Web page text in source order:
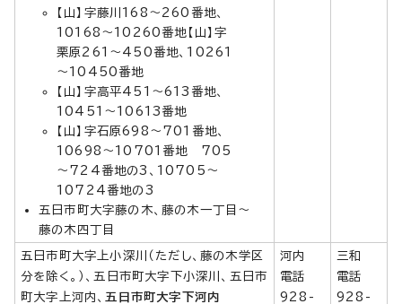
【山】字藤川168～260番地、
10168～10260番地【山】字
栗原261～450番地、10261
～10450番地
【山】字高平451～613番地、
10451～10613番地
【山】字石原698～701番地、
10698～10701番地 705
～724番地の3、10705～
10724番地の3
五日市町大字藤の木、藤の木一丁目～
藤の木四丁目
五日市町大字上小深川（ただし、藤の木学区
分を除く。）、五日市町大字下小深川、五日市
町大字上河内、 五日市町大字下河内
河内
電話
928-
三和
電話
928-